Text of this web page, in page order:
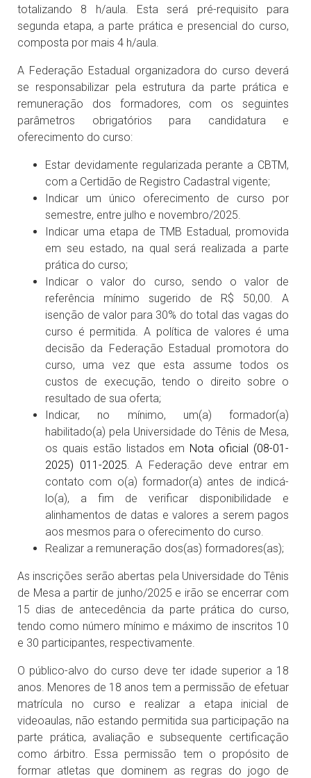
totalizando 8 h/aula. Esta será pré-requisito para
segunda etapa, a parte prática e presencial do curso,
composta por mais 4 h/aula.
A Federação Estadual organizadora do curso deverá
se responsabilizar pela estrutura da parte prática e
remuneração dos formadores, com os seguintes
parâmetros obrigatórios para candidatura e
oferecimento do curso:
Estar devidamente regularizada perante a CBTM,
com a Certidão de Registro Cadastral vigente;
Indicar um único oferecimento de curso por
semestre, entre julho e novembro/2025.
Indicar uma etapa de TMB Estadual, promovida
em seu estado, na qual será realizada a parte
prática do curso;
Indicar o valor do curso, sendo o valor de
referência mínimo sugerido de R$ 50,00. A
isenção de valor para 30% do total das vagas do
curso é permitida. A política de valores é uma
decisão da Federação Estadual promotora do
curso, uma vez que esta assume todos os
custos de execução, tendo o direito sobre o
resultado de sua oferta;
Indicar, no mínimo, um(a) formador(a)
habilitado(a) pela Universidade do Tênis de Mesa,
os quais estão listados em Nota oficial (08-01-
2025) 011-2025. A Federação deve entrar em
contato com o(a) formador(a) antes de indicá-
lo(a), a fim de verificar disponibilidade e
alinhamentos de datas e valores a serem pagos
aos mesmos para o oferecimento do curso.
Realizar a remuneração dos(as) formadores(as);
As inscrições serão abertas pela Universidade do Tênis
de Mesa a partir de junho/2025 e irão se encerrar com
15 dias de antecedência da parte prática do curso,
tendo como número mínimo e máximo de inscritos 10
e 30 participantes, respectivamente.
O público-alvo do curso deve ter idade superior a 18
anos. Menores de 18 anos tem a permissão de efetuar
matrícula no curso e realizar a etapa inicial de
videoaulas, não estando permitida sua participação na
parte prática, avaliação e subsequente certificação
como árbitro. Essa permissão tem o propósito de
formar atletas que dominem as regras do jogo de